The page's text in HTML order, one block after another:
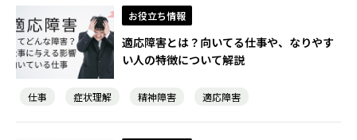
お役立ち情報
適応障害とは？向いてる仕事や、なりやす
い人の特徴について解説
仕事 症状理解 精神障害 適応障害